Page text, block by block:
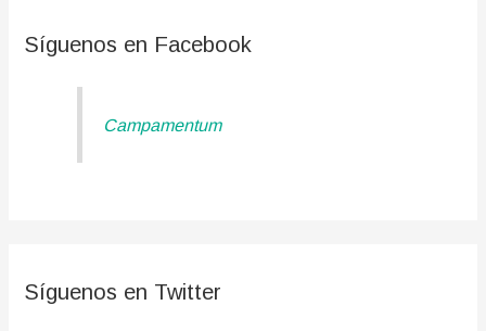
Síguenos en Facebook
Campamentum
Síguenos en Twitter